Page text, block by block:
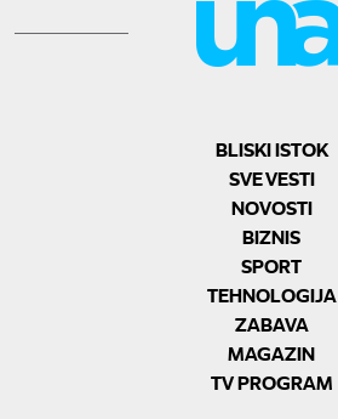
BLISKI ISTOK
SVE VESTI
NOVOSTI
BIZNIS
SPORT
TEHNOLOGIJA
ZABAVA
MAGAZIN
TV PROGRAM